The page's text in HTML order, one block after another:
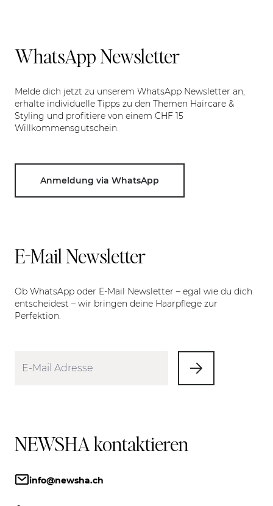
WhatsApp Newsletter
Melde dich jetzt zu unserem WhatsApp Newsletter an,
erhalte individuelle Tipps zu den Themen Haircare &
Styling und profitiere von einem CHF 15
Willkommensgutschein.
Anmeldung via WhatsApp
E-Mail Newsletter
Ob WhatsApp oder E-Mail Newsletter – egal wie du dich
entscheidest – wir bringen deine Haarpflege zur
Perfektion.
NEWSHA kontaktieren
info@newsha.ch